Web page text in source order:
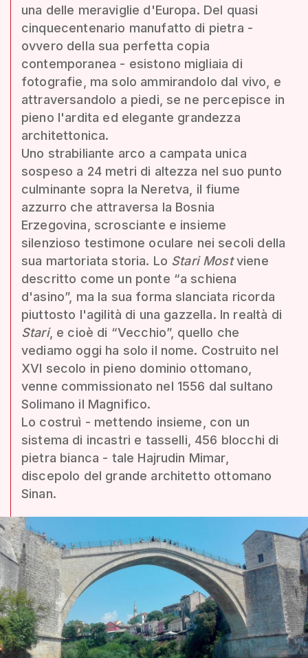
una delle meraviglie d'Europa. Del quasi
cinquecentenario manufatto di pietra -
ovvero della sua perfetta copia
contemporanea - esistono migliaia di
fotografie, ma solo ammirandolo dal vivo, e
attraversandolo a piedi, se ne percepisce in
pieno l'ardita ed elegante grandezza
architettonica.
Uno strabiliante arco a campata unica
sospeso a 24 metri di altezza nel suo punto
culminante sopra la Neretva, il fiume
azzurro che attraversa la Bosnia
Erzegovina, scrosciante e insieme
silenzioso testimone oculare nei secoli della
sua martoriata storia. Lo Stari Mostviene
descritto come un ponte “a schiena
d'asino”, ma la sua forma slanciata ricorda
piuttosto l'agilità di una gazzella. In realtà di
Stari, e cioè di “Vecchio”, quello che
vediamo oggi ha solo il nome. Costruito nel
XVI secolo in pieno dominio ottomano,
venne commissionato nel 1556 dal sultano
Solimano il Magnifico.
Lo costruì - mettendo insieme, con un
sistema di incastri e tasselli, 456 blocchi di
pietra bianca - tale Hajrudin Mimar,
discepolo del grande architetto ottomano
Sinan.